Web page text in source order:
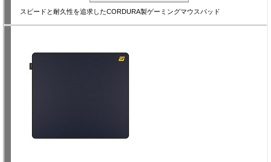
スピードと耐久性を追求したCORDURA製ゲーミングマウスパッド